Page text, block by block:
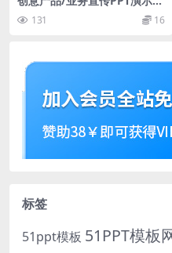
板 Sneaky – Creative Prese
ntation Template
131 16
标签
51ppt模板 51PPT模板